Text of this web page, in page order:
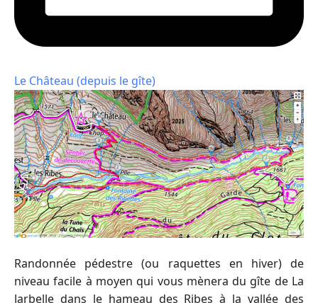
Le Château (depuis le gîte)
Randonnée pédestre (ou raquettes en hiver) de
niveau facile à moyen qui vous mènera du gîte de La
Jarbelle dans le hameau des Ribes à la vallée des